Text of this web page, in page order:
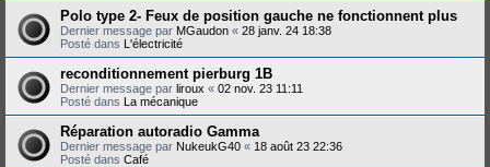
Polo type 2- Feux de position gauche ne fonctionnent plus
Dernier message par MGaudon « 28 janv. 24 18:38
Posté dans L'électricité
reconditionnement pierburg 1B
Dernier message par liroux « 02 nov. 23 11:11
Posté dans La mécanique
Réparation autoradio Gamma
Dernier message par NukeukG40 « 18 août 23 22:36
Posté dans Café